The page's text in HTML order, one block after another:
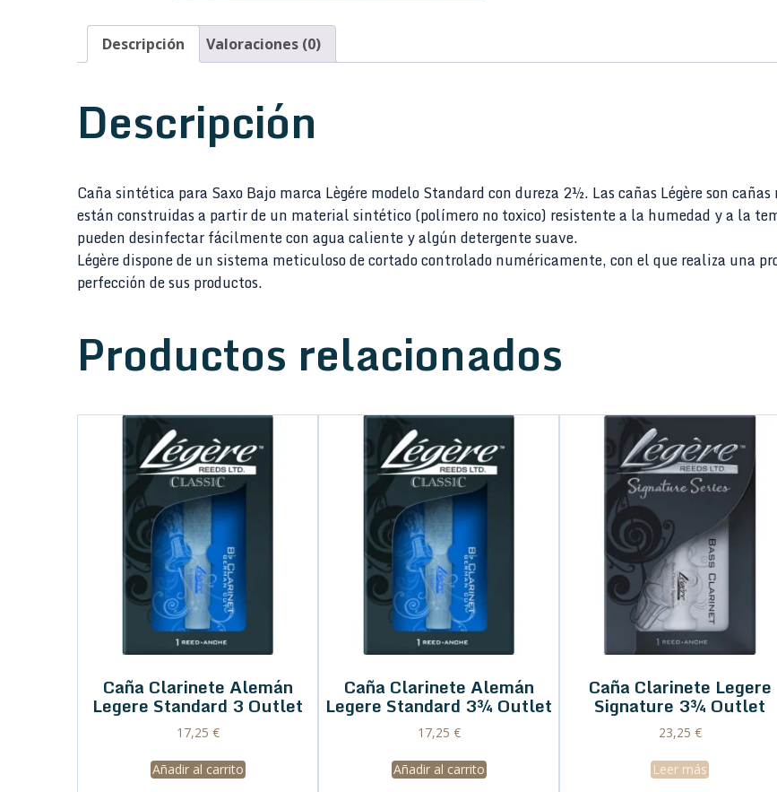
Descripción Valoraciones (0)
Descripción
Caña sintética para Saxo Bajo marca Lègére modelo Standard con dureza 2½. Las cañas Légère son
están construidas a partir de un material sintético (polímero no toxico) resistente a la humedad y a la
pueden desinfectar fácilmente con agua caliente y algún detergente suave.
Légère dispone de un sistema meticuloso de cortado controlado numéricamente, con el que realiza una
perfección de sus productos.
Productos relacionados
Caña Clarinete Alemán
Legere Standard 3 Outlet
17,25 €
Añadir al carrito
Caña Clarinete Alemán
Legere Standard 3¾ Outlet
17,25 €
Añadir al carrito
Caña Clarinete Legere
Signature 3¾ Outlet
23,25 €
Leer más